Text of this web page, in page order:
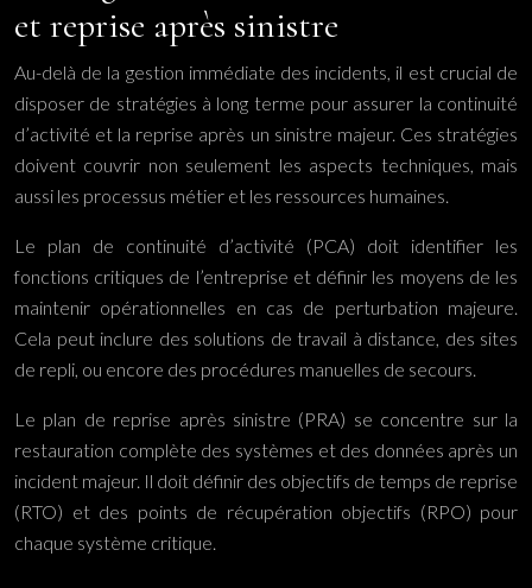
et reprise après sinistre
Au-delà de la gestion immédiate des incidents, il est crucial de
disposer de stratégies à long terme pour assurer la continuité
d’activité et la reprise après un sinistre majeur. Ces stratégies
doivent couvrir non seulement les aspects techniques, mais
aussi les processus métier et les ressources humaines.
Le plan de continuité d’activité (PCA) doit identifier les
fonctions critiques de l’entreprise et définir les moyens de les
maintenir opérationnelles en cas de perturbation majeure.
Cela peut inclure des solutions de travail à distance, des sites
de repli, ou encore des procédures manuelles de secours.
Le plan de reprise après sinistre (PRA) se concentre sur la
restauration complète des systèmes et des données après un
incident majeur. Il doit définir des objectifs de temps de reprise
(RTO) et des points de récupération objectifs (RPO) pour
chaque système critique.